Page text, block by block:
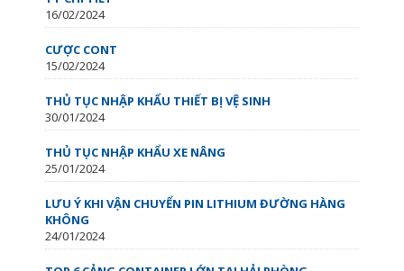
16/02/2024
CƯỢC CONT
15/02/2024
THỦ TỤC NHẬP KHẨU THIẾT BỊ VỆ SINH
30/01/2024
THỦ TỤC NHẬP KHẨU XE NÂNG
25/01/2024
LƯU Ý KHI VẬN CHUYỂN PIN LITHIUM ĐƯỜNG HÀNG
KHÔNG
24/01/2024